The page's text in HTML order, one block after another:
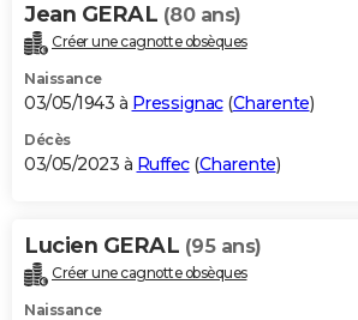
Jean GERAL (80 ans)
Créer une cagnotte obsèques
Naissance
03/05/1943 à Pressignac(Charente)
Décès
03/05/2023 à Ruffec(Charente)
Lucien GERAL (95 ans)
Créer une cagnotte obsèques
Naissance